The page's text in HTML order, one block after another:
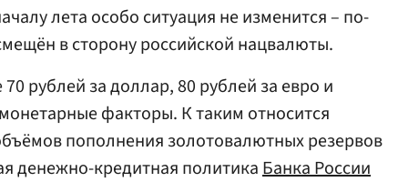
лета особо ситуация не изменится – по-
в сторону российской нацвалюты.
рублей за доллар, 80 рублей за евро и
факторы. К таким относится
пополнения золотовалютных резервов
денежно-кредитная политикаБанка России